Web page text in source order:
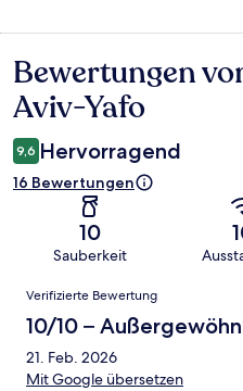
Bewertungen
Bewertungen
Aviv-Yafo
9,6 Hervorragend
16 Bewertungen
10
Sauberkeit
Bewertungen
Verifizierte Bewertung
10/10 –
21. Feb. 2026
Mit Google übersetzen